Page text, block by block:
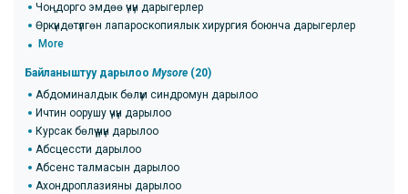
Чоңдорго эмдөө үчүн дарыгерлер
Өркүндөтүлгөн лапароскопиялык хирургия боюнча дарыгерлер
More
Байланыштуу дарылоо Mysore (20)
Абдоминалдык бөлүм синдромун дарылоо
Ичтин оорушу үчүн дарылоо
Курсак бөлүү үчүн дарылоо
Абсцессти дарылоо
Абсенс талмасын дарылоо
Ахондроплазияны дарылоо